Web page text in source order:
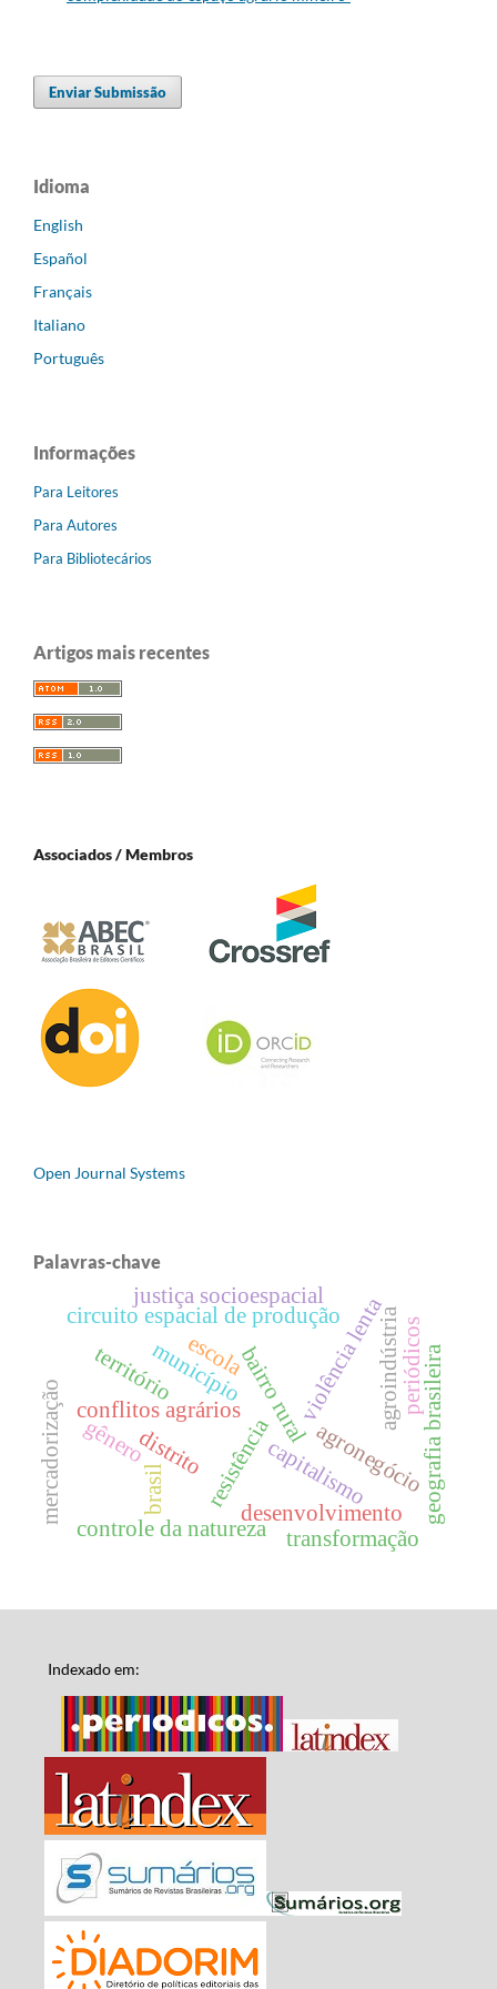
Enviar Submissão
Idioma
English
Español
Français
Italiano
Português
Informações
Para Leitores
Para Autores
Para Bibliotecários
Artigos mais recentes
Associados / Membros
Open Journal Systems
Palavras-chave
município
distrito
bairro rural
escola
resistência
conflitos agrários
agronegócio
mercadorização
controle da natureza
capitalismo
violência lentaagroindústria
território
gênero
circuito espacial de produção
justiça socioespacial
desenvolvimento geografia brasileira
periódicos
brasil
transformação
Indexado em: